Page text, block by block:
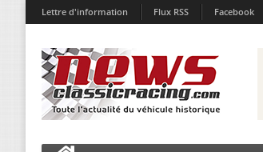
Lettre d'information Flux RSS Facebook